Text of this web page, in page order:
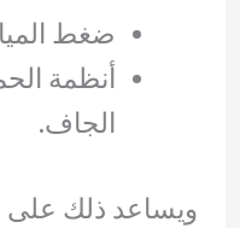
ضغط
أنظمة
الجاف.
ويساعد ذلك